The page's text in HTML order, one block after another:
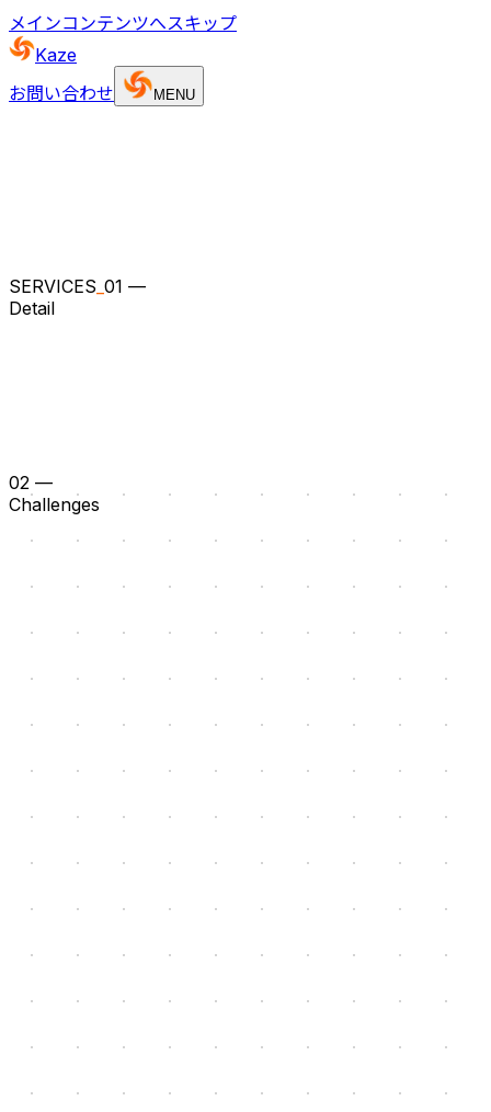
メインコンテンツへスキップ
Kaze
お問い合わせ
MENU
SERVICES 01 —
Detail
02 —
Challenges
へ安全に渡せる状態になっていない。
試した後に定着しない
個人の工夫で止まり、品質確認や例外対応を含む組織の仕事